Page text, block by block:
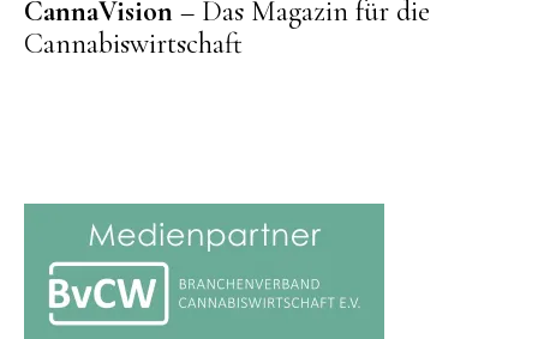
CannaVision – Das Magazin für die
Cannabiswirtschaft